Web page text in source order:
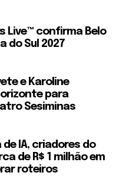
Live™ confirma Belo
do Sul 2027
e Karoline
para
Sesiminas
IA, criadores do
de R$ 1 milhão em
roteiros